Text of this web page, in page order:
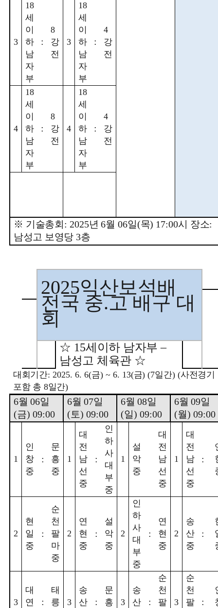
3
18
세
이
하
남
자
부
:
8
강
전
3
18
세
이
하
남
자
부
:
4
강
전
4
18
세
이
하
남
자
부
:
8
강
전
4
18
세
이
하
남
자
부
:
4
강
전
※ 기술총회 : 2025년6월 06일(목) 17:00시 장소:
남성고 보영당 3층
2025익산보석배
전국 중.고 배구 대
회
☆ 15세이하 남자부–
남성고 체육관 ☆
대회기간: 2025. 6. 6(금) ~ 6. 13(금) (7일간) (사전경기
포함 총 8일간)
6월06일
(금) 09:00
6월07일
(토) 09:00
6월08일
(일) 09:00
6월09일
(월) 09:00
1
인
창
중
:
문
흥
중
1
대
전
남
선
중
:
인
하
사
대
부
중
1
설
악
중
대
전
남
선
중
1
대
전
남
선
중
:
2
현
일
중
:
순
천
팔
마
중
2
연
현
중
:
설
악
중
2
인
하
사
대
부
중
:
연
현
중
2
송
산
중
:
3
대
연
:
태
릉
3
송
산
:
문
흥
3
송
산
:
순
천
팔
3
순
천
팔
: